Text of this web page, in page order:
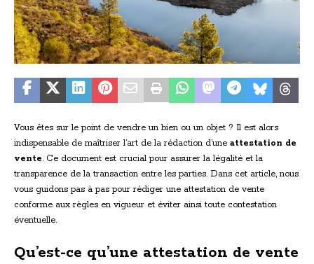
Vous êtes sur le point de vendre un bien ou un objet ? Il est alors
indispensable de maîtriser l’art de la rédaction d’une attestation de
vente. Ce document est crucial pour assurer la légalité et la
transparence de la transaction entre les parties. Dans cet article, nous
vous guidons pas à pas pour rédiger une attestation de vente
conforme aux règles en vigueur et éviter ainsi toute contestation
éventuelle.
Qu’est-ce qu’une attestation de vente